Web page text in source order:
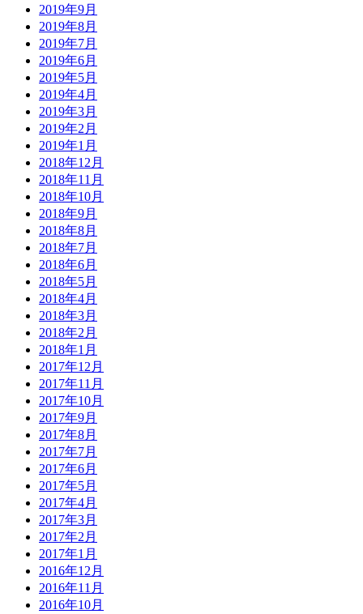
2019年9月
2019年8月
2019年7月
2019年6月
2019年5月
2019年4月
2019年3月
2019年2月
2019年1月
2018年12月
2018年11月
2018年10月
2018年9月
2018年8月
2018年7月
2018年6月
2018年5月
2018年4月
2018年3月
2018年2月
2018年1月
2017年12月
2017年11月
2017年10月
2017年9月
2017年8月
2017年7月
2017年6月
2017年5月
2017年4月
2017年3月
2017年2月
2017年1月
2016年12月
2016年11月
2016年10月